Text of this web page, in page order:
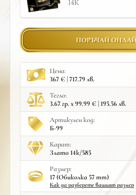
14К
ПОРЪЧАЙ
Цена:
367 € | 717.79 лв.
Тегло:
3.67 гр. x 99.99 € | 195.56 лв.
Артикулен код:
Б-99
Карат:
Злато 14к/585
Размер:
17 (Обиколка 57 mm)
Как да разберете вашият размер